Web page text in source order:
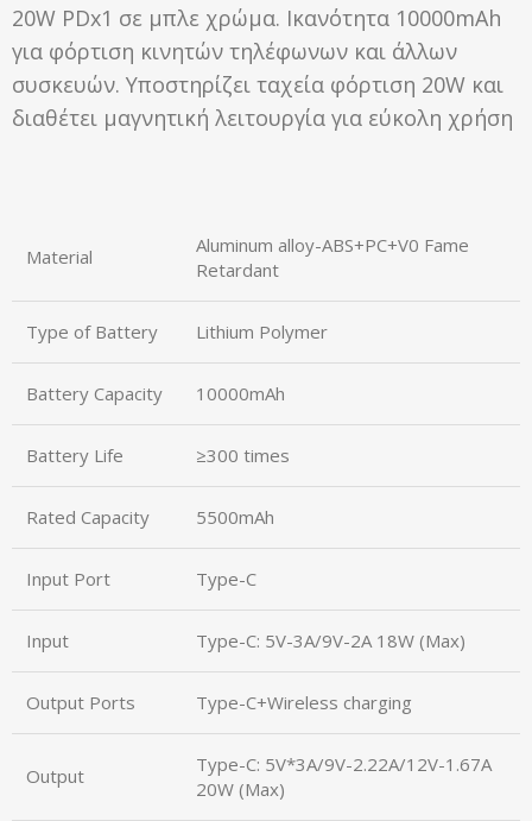
20W PDx1 σε μπλε χρώμα. Ικανότητα 10000mAh
για φόρτιση κινητών τηλέφωνων και άλλων
συσκευών. Υποστηρίζει ταχεία φόρτιση 20W και
διαθέτει μαγνητική λειτουργία για εύκολη χρήση
Material
Aluminum alloy-ABS+PC+V0 Fame
Retardant
Type of Battery Lithium Polymer
Battery Capacity 10000mAh
Battery Life ≥300 times
Rated Capacity 5500mAh
Input Port Type-C
Input Type-C: 5V-3A/9V-2A 18W (Max)
Output Ports Type-C+Wireless charging
Output
Type-C: 5V*3A/9V-2.22A/12V-1.67A
20W (Max)